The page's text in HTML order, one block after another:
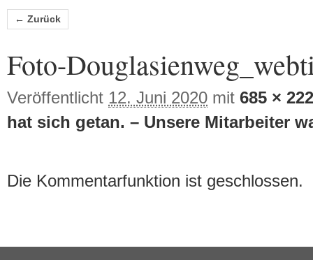
Bilder-Navigation
← Zurück
Foto-
Veröffentlicht 12. Juni 2020 mit 685 × 222
hat sich getan. – Unsere Mitarbeiter
Die Kommentarfunktion ist geschlossen.